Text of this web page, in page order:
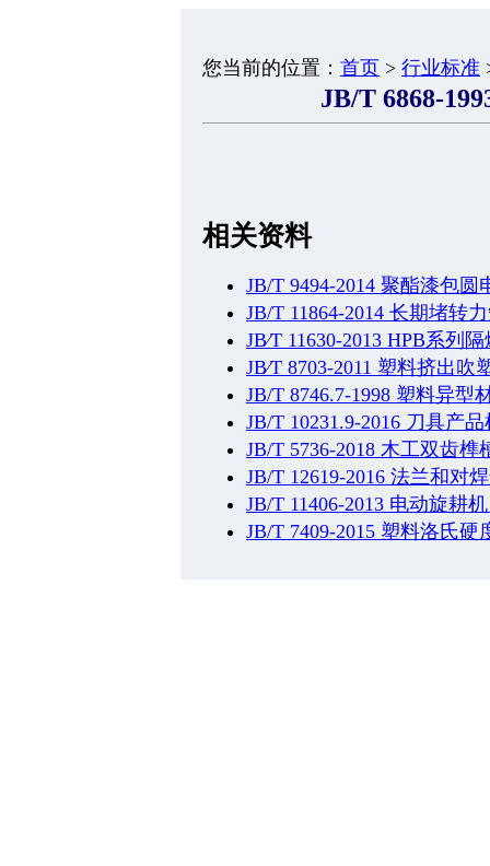
您当前的位置： 首页 > 行业标准
JB/T 6868-
相关资料
JB/T 9494-2014 聚酯漆包圆
JB/T 11864-2014 长期堵转
JB∕T 11630-2013 HPB系列
JB∕T 8703-2011 塑料挤出吹
JB/T 8746.7-1998 塑料异型
JB/T 10231.9-2016 刀具产
JB/T 5736-2018 木工双齿榫
JB/T 12619-2016 法兰和对
JB/T 11406-2013 电动旋耕
JB/T 7409-2015 塑料洛氏硬